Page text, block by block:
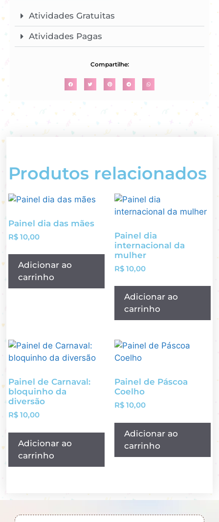
Atividades Gratuitas
Atividades Pagas
Compartilhe:
Produtos relacionados
Painel dia das mães
R$ 10,00
Adicionar ao
carrinho
Painel dia
internacional da
mulher
R$ 10,00
Adicionar ao
carrinho
Painel de Carnaval:
bloquinho da
diversão
R$ 10,00
Adicionar ao
carrinho
Painel de Páscoa
Coelho
R$ 10,00
Adicionar ao
carrinho